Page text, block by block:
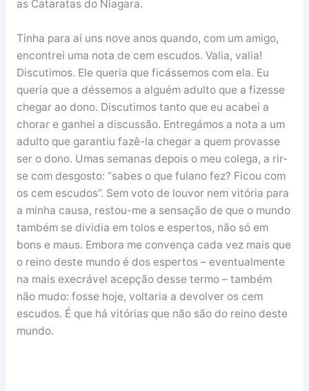
as Cataratas do Niagara.
Tinha para aí uns nove anos quando, com um amigo,
encontrei uma nota de cem escudos. Valia, valia!
Discutimos. Ele queria que ficássemos com ela. Eu
queria que a déssemos a alguém adulto que a fizesse
chegar ao dono. Discutimos tanto que eu acabei a
chorar e ganhei a discussão. Entregámos a nota a um
adulto que garantiu fazê-la chegar a quem provasse
ser o dono. Umas semanas depois o meu colega, a rir-
se com desgosto: “sabes o que fulano fez? Ficou com
os cem escudos”. Sem voto de louvor nem vitória para
a minha causa, restou-me a sensação de que o mundo
também se dividia em tolos e espertos, não só em
bons e maus. Embora me convença cada vez mais que
o reino deste mundo é dos espertos – eventualmente
na mais execrável acepção desse termo – também
não mudo: fosse hoje, voltaria a devolver os cem
escudos. É que há vitórias que não são do reino deste
mundo.